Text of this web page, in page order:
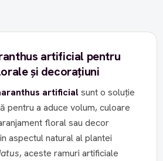
artificial pentru
și decorațiuni
artificialsunt o soluție
pentru a aduce volum, culoare
floral sau decor
aspectul natural al plantei
, aceste ramuri artificiale